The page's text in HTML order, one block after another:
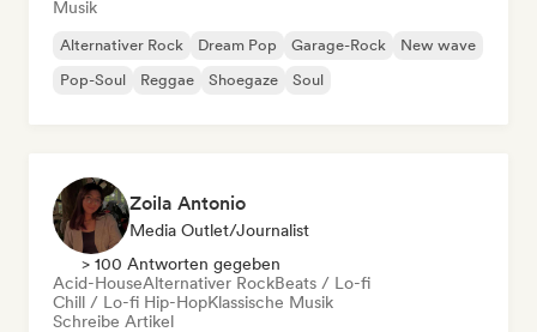
Musik
Alternativer Rock Dream Pop Garage-Rock
New wave
Pop-Soul
Reggae Shoegaze Soul
Zoila Antonio
Media Outlet/Journalist
> 100 Antworten gegeben
Acid-HouseAlternativer RockBeats / Lo-fi
Chill / Lo-fi Hip-HopKlassische Musik
Schreibe Artikel